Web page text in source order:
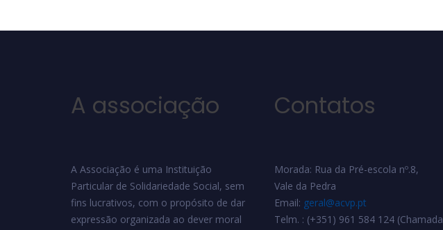
A associação
A Associação é uma Instituição
Particular de Solidariedade Social, sem
fins lucrativos, com o propósito de dar
expressão organizada ao dever moral
Contatos
Morada: Rua da Pré-escola nº.8,
Vale da Pedra
Email: geral@acvp.pt
Telm. : (+351) 961 584 124 (Chamada